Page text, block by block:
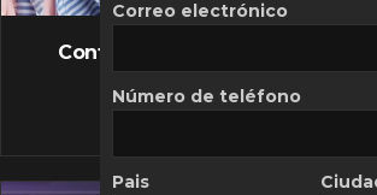
FLASH NEWS
Controversia de Mercado Libre
10 MARZO, 2026
Correo electrónico
Número de teléfono
Pais